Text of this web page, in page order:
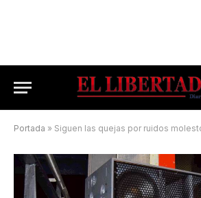
Portada » Siguen las quejas por ruidos molestos: esta vez